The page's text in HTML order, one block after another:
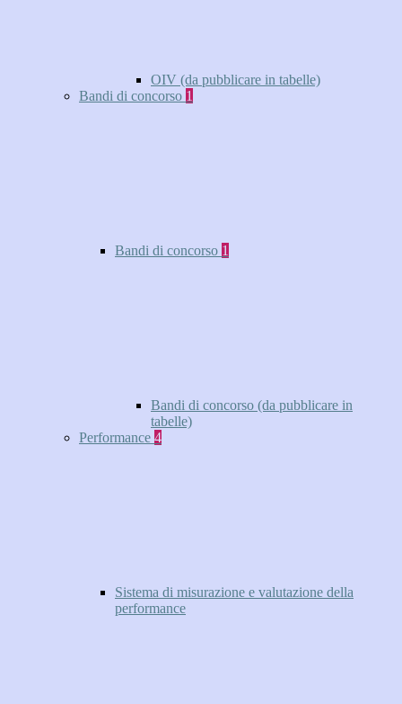
OIV (da pubblicare in tabelle)
Bandi di concorso 1
Bandi di concorso 1
Bandi di concorso (da pubblicare in
tabelle)
Performance 4
Sistema di misurazione e valutazione della
performance